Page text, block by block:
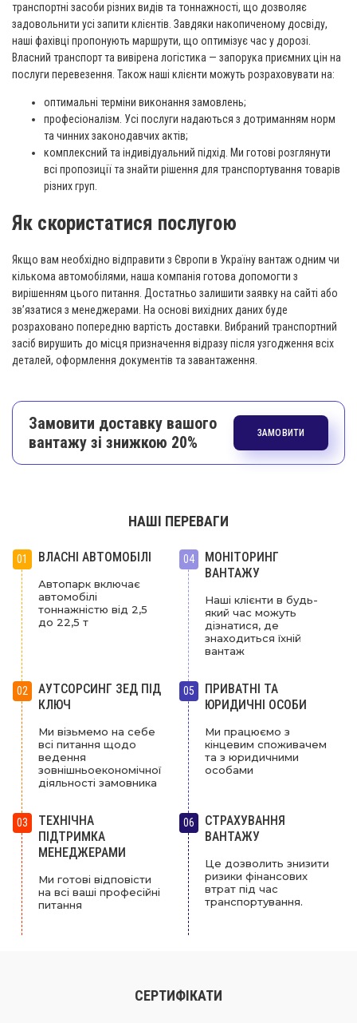
транспортні засоби різних видів та тоннажності, що дозволяє
задовольнити усі запити клієнтів. Завдяки накопиченому досвіду,
наші фахівці пропонують маршрути, що оптимізує час у дорозі.
Власний транспорт та вивірена логістика — запорука приємних цін на
послуги перевезення. Також наші клієнти можуть розраховувати на:
оптимальні терміни виконання замовлень;
професіоналізм. Усі послуги надаються з дотриманням норм
та чинних законодавчих актів;
комплексний та індивідуальний підхід. Ми готові розглянути
всі пропозиції та знайти рішення для транспортування товарів
різних груп.
Як скористатися послугою
Якщо вам необхідно відправити з Європи в Україну вантаж одним чи
кількома автомобілями, наша компанія готова допомогти з
вирішенням цього питання. Достатньо залишити заявку на сайті або
зв’язатися з менеджерами. На основі вихідних даних буде
розраховано попередню вартість доставки. Вибраний транспортний
засіб вирушить до місця призначення відразу після узгодження всіх
деталей, оформлення документів та завантаження.
Замовити доставку вашого
вантажу зі знижкою 20%
ЗАМОВИТИ
НАШІ ПЕРЕВАГИ
01 ВЛАСНІ АВТОМОБІЛІ
Автопарк включає
автомобілі
тоннажністю від 2,5
до 22,5 т
03
ТЕХНІЧНА
ПІДТРИМКА
МЕНЕДЖЕРАМИ
Ми готові відповісти
на всі ваші професійні
питання
05
ПРИВАТНІ ТА
ЮРИДИЧНІ ОСОБИ
Ми працюємо з
кінцевим споживачем
та з юридичними
особами
02
АУТСОРСИНГ ЗЕД ПІД
КЛЮЧ
Ми візьмемо на себе
всі питання щодо
ведення
зовнішньоекономічної
діяльності замовника
04
МОНІТОРИНГ
ВАНТАЖУ
Наші клієнти в будь-
який час можуть
дізнатися, де
знаходиться їхній
вантаж
06
СТРАХУВАННЯ
ВАНТАЖУ
Це дозволить знизити
ризики фінансових
втрат під час
транспортування.
СЕРТИФІКАТИ